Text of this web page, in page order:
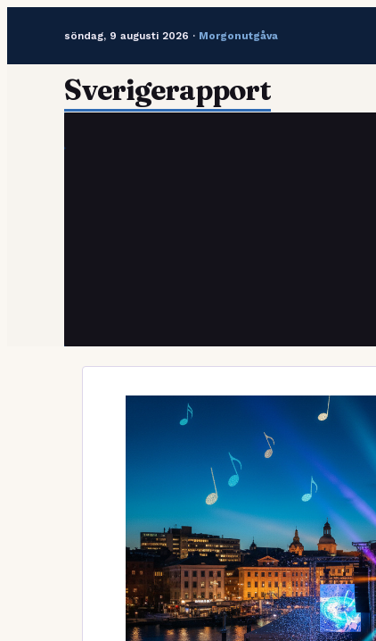
söndag, 9 augusti 2026 · Morgonutgåva
Sverigerapport